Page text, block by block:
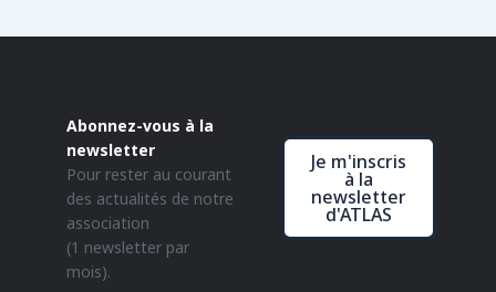
Abonnez-vous à la
newsletter
Pour rester au courant
des actualités de notre
association
(1 newsletter par
mois).
Je m'inscris
à la
newsletter
d'ATLAS